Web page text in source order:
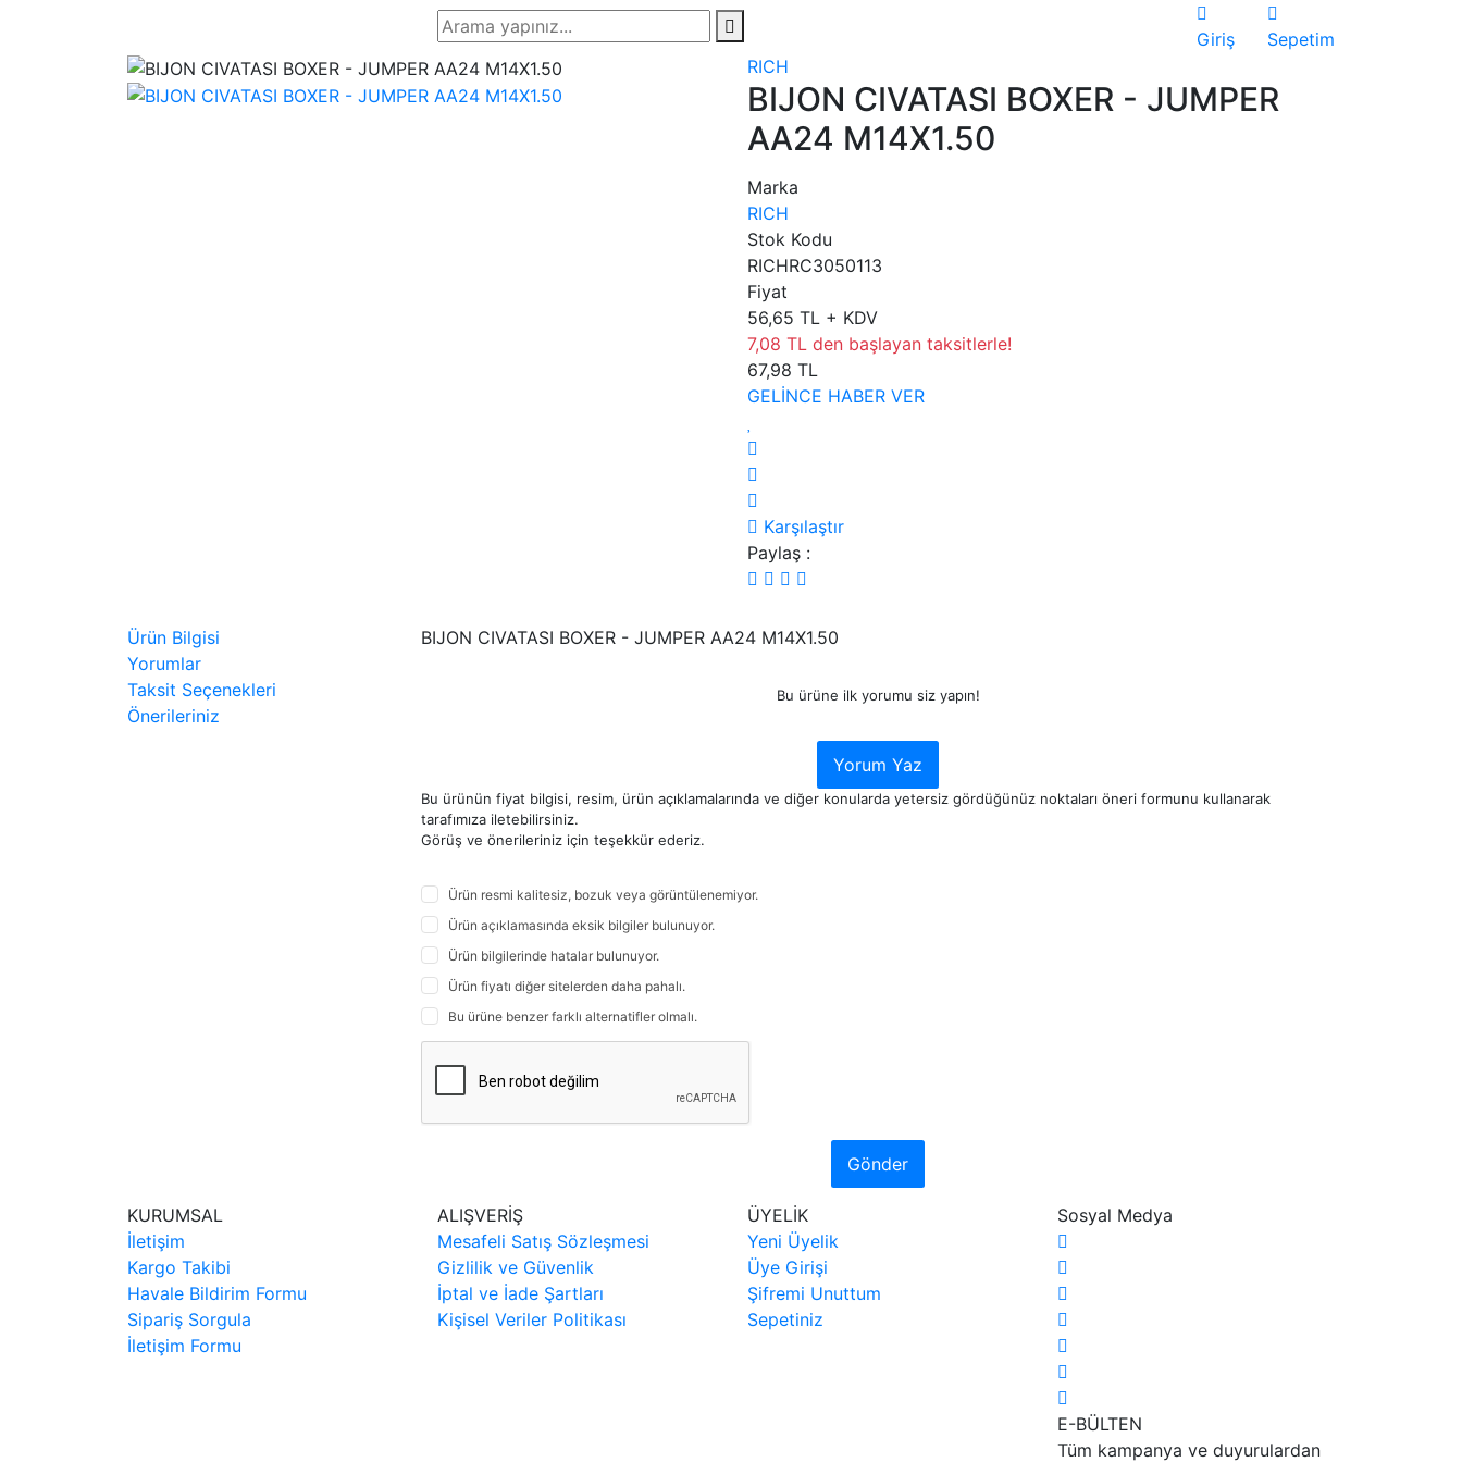
Giriş
Sepetim
RICH
BIJON CIVATASI BOXER - JUMPER
AA24 M14X1.50
Marka
RICH
Stok Kodu
RICHRC3050113
Fiyat
56,65 TL + KDV
7,08 TL den başlayan taksitlerle!
67,98 TL
GELİNCE HABER VER
Karşılaştır
Paylaş :
Ürün Bilgisi
Yorumlar
Taksit Seçenekleri
Önerileriniz
BIJON CIVATASI BOXER - JUMPER AA24 M14X1.50
Bu ürüne ilk yorumu siz yapın!
Yorum Yaz
Bu ürünün fiyat bilgisi, resim, ürün açıklamalarında ve diğer konularda yetersiz gördüğünüz noktaları öneri formunu kullanarak
tarafımıza iletebilirsiniz.
Görüş ve önerileriniz için teşekkür ederiz.
Ürün resmi kalitesiz, bozuk veya görüntülenemiyor.
Ürün açıklamasında eksik bilgiler bulunuyor.
Ürün bilgilerinde hatalar bulunuyor.
Ürün fiyatı diğer sitelerden daha pahalı.
Bu ürüne benzer farklı alternatifler olmalı.
Gönder
KURUMSAL
İletişim
Kargo Takibi
Havale Bildirim Formu
Sipariş Sorgula
İletişim Formu
ALIŞVERİŞ
Mesafeli Satış Sözleşmesi
Gizlilik ve Güvenlik
İptal ve İade Şartları
Kişisel Veriler Politikası
ÜYELİK
Yeni Üyelik
Üye Girişi
Şifremi Unuttum
Sepetiniz
Sosyal Medya
E-BÜLTEN
Tüm kampanya ve duyurulardan